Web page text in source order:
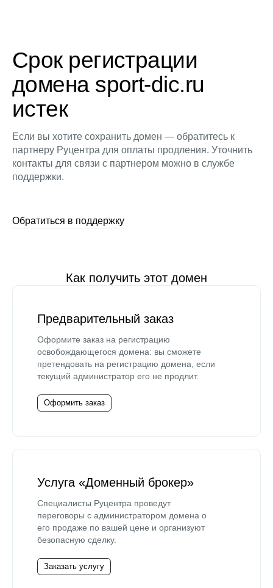
Срок регистрации
домена sport-dic.ru
истек
Если вы хотите сохранить домен — обратитесь к
партнеру Руцентра для оплаты продления. Уточнить
контакты для связи с партнером можно в службе
поддержки.
Обратиться в поддержку
Как получить этот домен
Предварительный заказ
Оформите заказ на регистрацию
освобождающегося домена: вы сможете
претендовать на регистрацию домена, если
текущий администратор его не продлит.
Оформить заказ
Услуга «Доменный брокер»
Специалисты Руцентра проведут
переговоры с администратором домена о
его продаже по вашей цене и организуют
безопасную сделку.
Заказать услугу